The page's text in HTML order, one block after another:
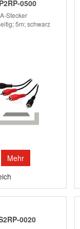
0500
Stecker
5m; schwarz
Mehr
0020